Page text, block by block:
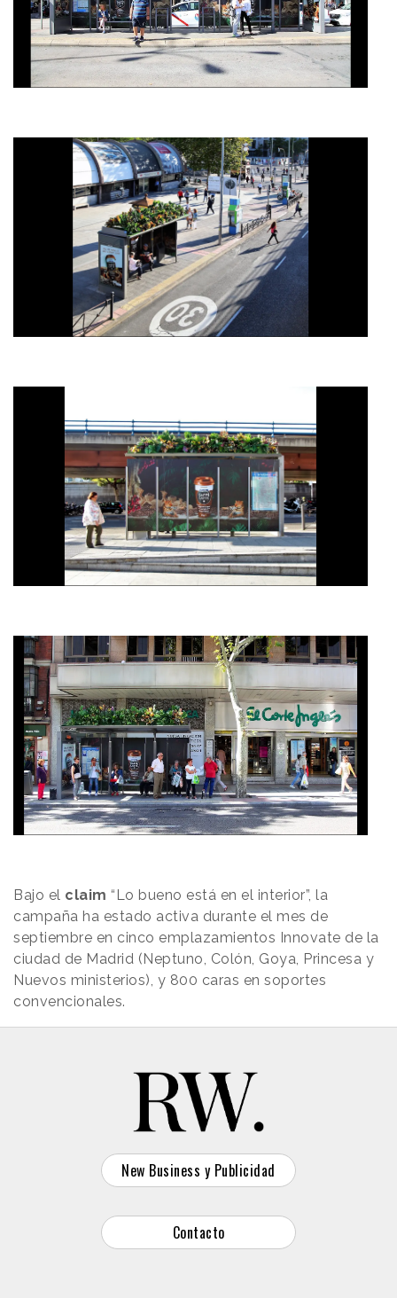
Bajo el claim “Lo bueno está en el interior”, la
campaña ha estado activa durante el mes de
septiembre en cinco emplazamientos Innovate de la
ciudad de Madrid (Neptuno, Colón, Goya, Princesa y
Nuevos ministerios), y 800 caras en soportes
convencionales.
New Business y Publicidad
Contacto